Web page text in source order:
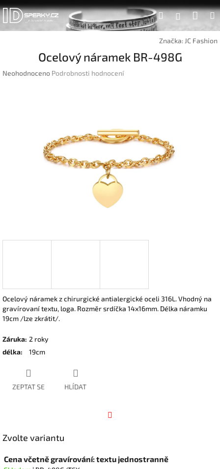
Přejít
na
obsah
Hledat
Značka: JC Fashion
Ocelový náramek BR-498G
Průměrné
Neohodnoceno Podrobnosti hodnocení
Ocelový náramek z chirurgické antialergické oceli 316L. Vhodný na
gravírovaní textu, loga. Rozměr srdíčka 14x16mm. Délka náramku
19cm /lze zkrátit/.
Záruka: 2 roky
délka: 19cm
ZEPTAT SE HLÍDAT
Zvolte variantu
Cena včetně gravírování: textu jednostranně